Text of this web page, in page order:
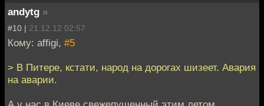
andytg »
#10 | 21.12.12 02:57
Кому: affigi, #5
> В Питере, кстати, народ на дорогах шизеет. Авария
на аварии.